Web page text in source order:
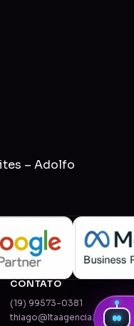
– Adolfo
CONTATO
(19) 99573-0381
thiago@ltaagencia.com.br